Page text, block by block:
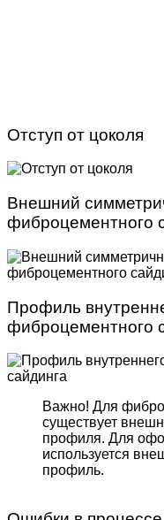
Отступ от цоколя
Внешний
фиброцементного
Профиль
фиброцементного
Важно! Для
существует
профиля. Для
используется
профиль.